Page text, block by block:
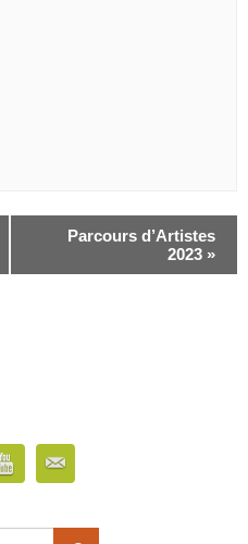
Parcours d’Artistes
2023 »